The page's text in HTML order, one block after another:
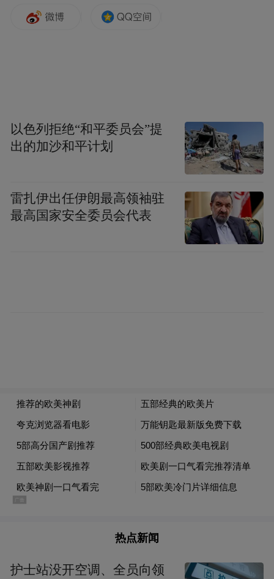
费美剧中亦不多见。最后没看的观众，强烈
别特别喜欢萨蒙尼和卡尔，两个人都太可爱
了。两个人能get对方的点，一个像小猫一个
像小狗。萨蒙妮和汤米也超级好磕，太纯情
了！ 最后一集也把我震惊到了，在不同的时
间，同一个场景中丝滑穿插，人物在时空中
相重叠，不同的原因一样的死亡，节奏配乐
不同时空同一座房子讲三个故事，并没有十
分对仗的让三个故事有呼应，让整个聚集更
以色列拒绝“和平委员会”提
出的加沙和平计划
雷扎伊出任伊朗最高领袖驻
最高国家安全委员会代表
热点新闻
护士站没开空调、全员向领